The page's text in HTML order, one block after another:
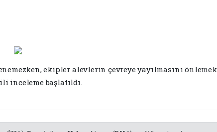
ekipler alevlerin çevreye yayılmasını önlemek
inceleme başlatıldı.